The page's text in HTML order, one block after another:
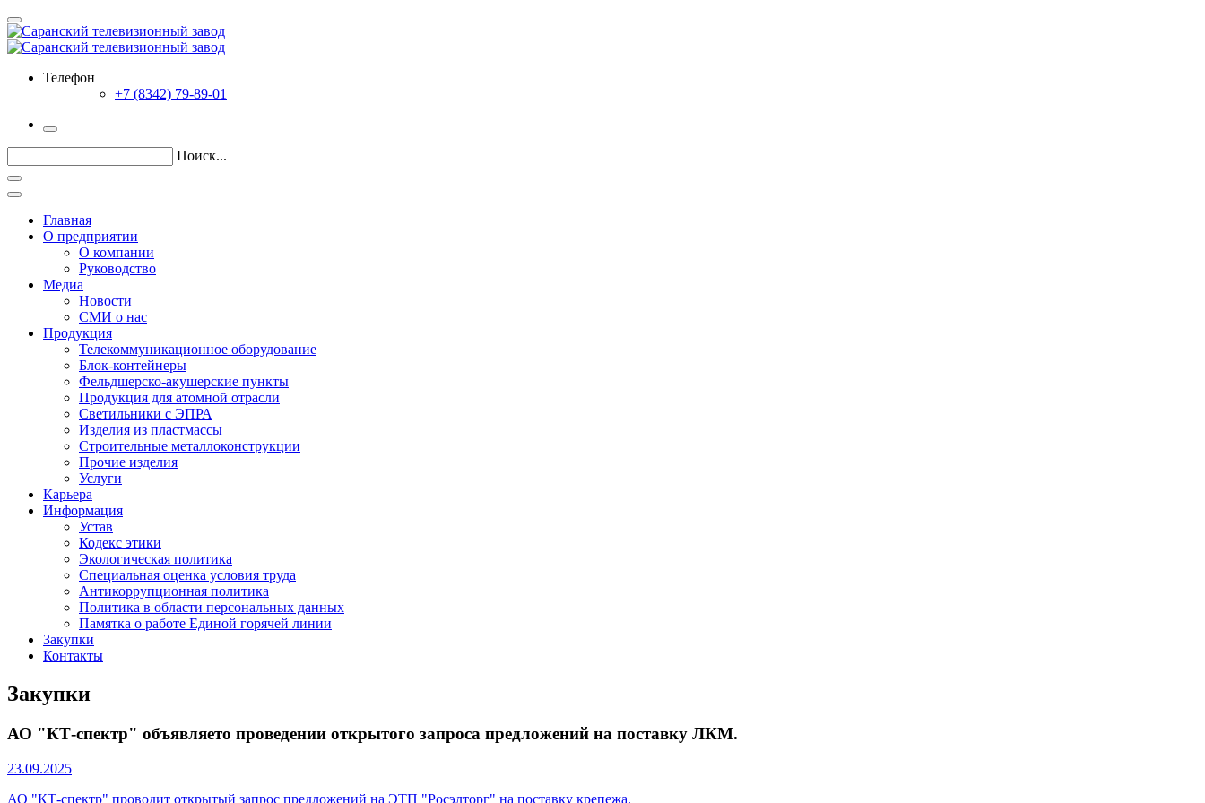
Телефон
+7 (8342) 79-89-01
Поиск...
Главная
О предприятии
О компании
Руководство
Медиа
Новости
СМИ о нас
Продукция
Телекоммуникационное оборудование
Блок-контейнеры
Фельдшерско-акушерские пункты
Продукция для атомной отрасли
Светильники с ЭПРА
Изделия из пластмассы
Строительные металлоконструкции
Прочие изделия
Услуги
Карьера
Информация
Устав
Кодекс этики
Экологическая политика
Специальная оценка условия труда
Антикоррупционная политика
Политика в области персональных данных
Памятка о работе Единой горячей линии
Закупки
Контакты
Закупки
АО "КТ-спектр" объявляето проведении открытого запроса предложений на поставку ЛКМ.
23.09.2025
АО "КТ-спектр" проводит открытый запрос предложений на ЭТП "Росэлторг" на поставку крепежа.